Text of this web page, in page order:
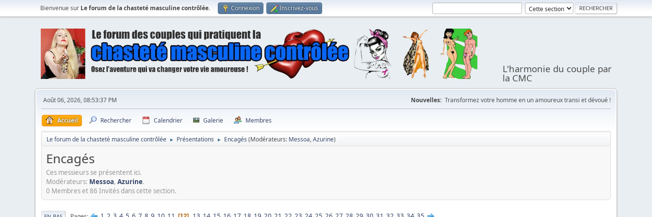
Bienvenue sur Le forum de la chasteté masculine contrôlée. Connexion Inscrivez-vous
L'harmonie du couple par
la CMC
Août 06, 2026, 08:53:37 PM Nouvelles: Transformez votre homme en un amoureux transi et dévoué !
Accueil Rechercher Calendrier Galerie Membres
Le forum de la chasteté masculine contrôlée ► Présentations ► Encagés (Modérateurs: Messoa,Azurine)
Encagés
Ces messieurs se présentent ici.
Modérateurs: Messoa, Azurine.
0 Membres et 86 Invités dans cette section.